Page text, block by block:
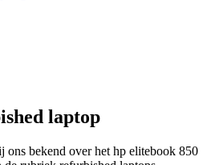
laptop
ons bekend over het hp elitebook 850